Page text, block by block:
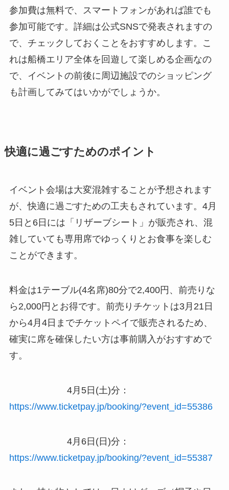
参加費は無料で、スマートフォンがあれば誰でも
参加可能です。詳細は公式SNSで発表されますの
で、チェックしておくことをおすすめします。こ
れは船橋エリア全体を回遊して楽しめる企画なの
で、イベントの前後に周辺施設でのショッピング
も計画してみてはいかがでしょうか。
快適に過ごすためのポイント
イベント会場は大変混雑することが予想されます
が、快適に過ごすための工夫もされています。4月
5日と6日には「リザーブシート」が販売され、混
雑していても専用席でゆっくりとお食事を楽しむ
ことができます。
料金は1テーブル(4名席)80分で2,400円、前売りな
ら2,000円とお得です。前売りチケットは3月21日
から4月4日までチケットペイで販売されるため、
確実に席を確保したい方は事前購入がおすすめで
す。
4月5日(土)分：
https://www.ticketpay.jp/booking/?event_id=55386
4月6日(日)分：
https://www.ticketpay.jp/booking/?event_id=55387